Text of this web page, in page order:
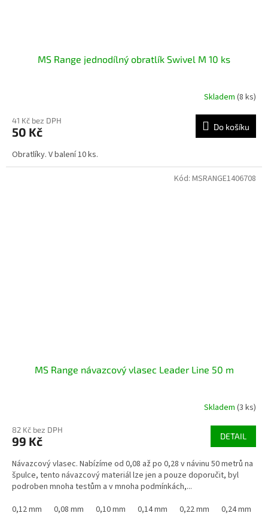
MS Range jednodílný obratlík Swivel M 10 ks
Skladem (8 ks)
41 Kč bez DPH
50 Kč Do košíku
Obratlíky. V balení 10 ks.
MS Range návazcový vlasec Leader Line 50 m
Skladem (3 ks)
82 Kč bez DPH
99 Kč DETAIL
Návazcový vlasec. Nabízíme od 0,08 až po 0,28 v návinu 50 metrů na
špulce, tento návazcový materiál lze jen a pouze doporučit, byl
podroben mnoha testům a v mnoha podmínkách,...
0,12 mm
0,08 mm 0,10 mm 0,14 mm 0,22 mm 0,24 mm
Kód: MSRANGE1406708